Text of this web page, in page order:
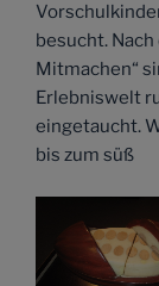
besucht.
Mitmachen“
Erlebniswelt
eingetaucht.
bis zum süß